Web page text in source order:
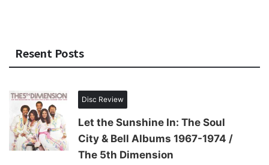
Resent Posts
Disc Review
Let the Sunshine In: The Soul
City & Bell Albums 1967-1974 /
The 5th Dimension